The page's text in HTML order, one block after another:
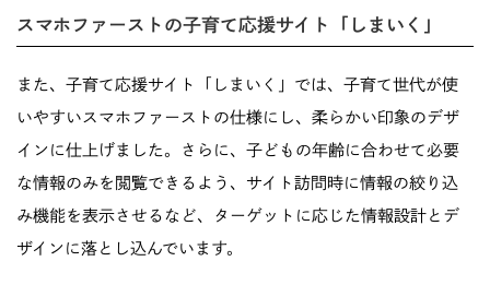
スマホファーストの子育て応援サイト「しまいく」
また、子育て応援サイト「しまいく」では、子育て世代が使
いやすいスマホファーストの仕様にし、柔らかい印象のデザ
インに仕上げました。さらに、子どもの年齢に合わせて必要
な情報のみを閲覧できるよう、サイト訪問時に情報の絞り込
み機能を表示させるなど、ターゲットに応じた情報設計とデ
ザインに落とし込んでいます。